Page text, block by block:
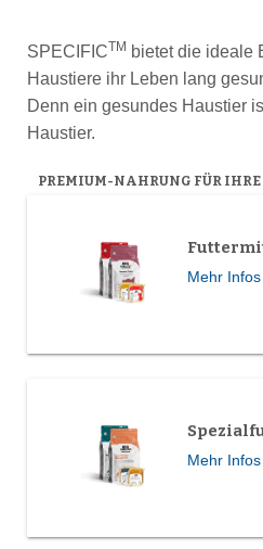
SPECIFICTM bietet die ideale
Haustiere ihr Leben lang
Denn ein gesundes Haustier
Haustier.
PREMIUM-NAHRUNG FÜR IHRE
Mehr Infos
Mehr Infos